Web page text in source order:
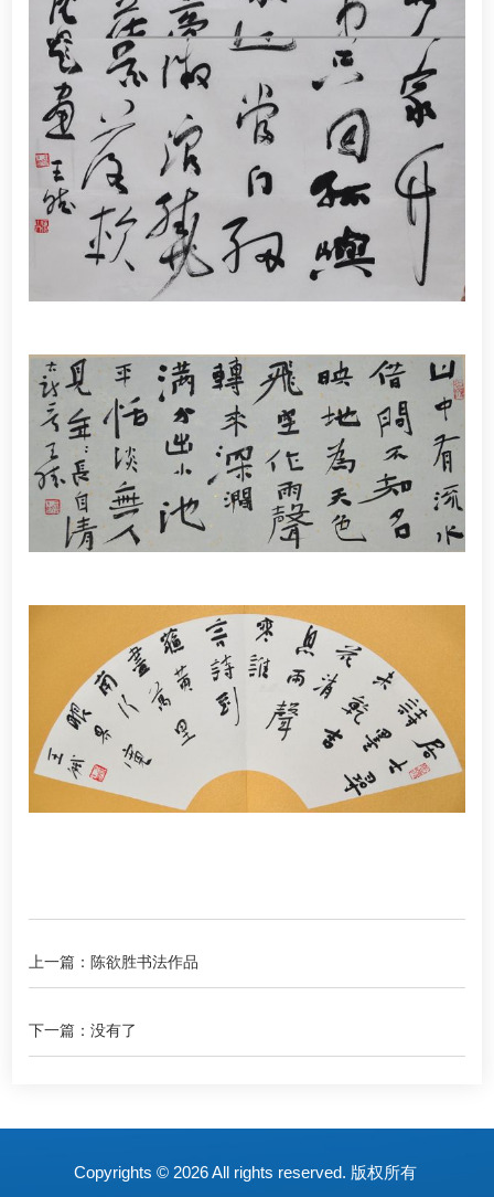
上一篇：陈欲胜书法作品
下一篇：没有了
Copyrights © 2026 All rights reserved. 版权所有